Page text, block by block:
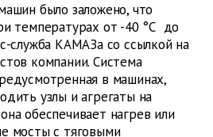
было заложено, что
температурах от -40 °С до
служба КАМАЗа со ссылкой на
компании. Система
в машинах,
узлы и агрегаты на
обеспечивает нагрев или
мосты с тяговыми